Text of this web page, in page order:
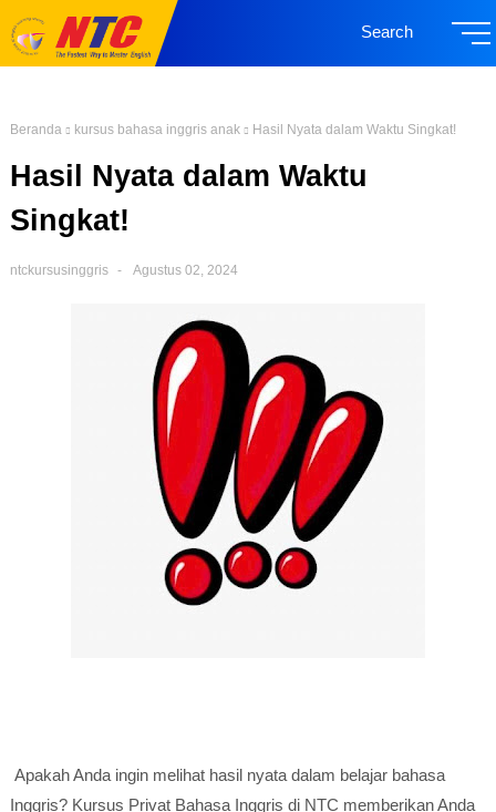
Search
Beranda kursus bahasa inggris anak Hasil Nyata dalam Waktu Singkat!
Hasil Nyata dalam Waktu
Singkat!
ntckursusinggris Agustus 02, 2024
Apakah Anda ingin melihat hasil nyata dalam belajar bahasa
Inggris? Kursus Privat Bahasa Inggris di NTC memberikan Anda